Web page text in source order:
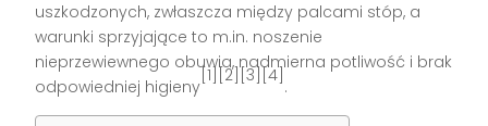
uszkodzonych, zwłaszcza między palcami stóp, a
warunki sprzyjające to m.in. noszenie
nieprzewiewnego obuwia, nadmierna potliwość i brak
odpowiedniej higieny
[1][2][3][4]
.